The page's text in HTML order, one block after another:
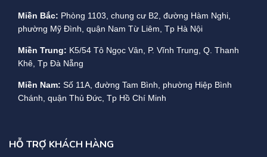
– Lớp IP:IP 20
– Nhiệt độ: Hoạt động: 0 ～ 40 ℃ ; Lưu trữ: -40 ～70 ℃
–Độ ẩm tương đối:0 ～ 95% không ngưng tụ
– Điện áp pin: 192VDC
Miền Bắc: Phòng 1103, chung cư B2, đường Hàm Nghi,
phường Mỹ Đình, quận Nam Từ Liêm, Tp Hà Nội
Miền Trung: K5/54 Tô Ngọc Vân, P. Vĩnh Trung, Q. Thanh
Khê, Tp Đà Nẵng
Miền Nam: Số 11A, đường Tam Bình, phường Hiệp Bình
Chánh, quận Thủ Đức, Tp Hồ Chí Minh
HỖ TRỢ KHÁCH HÀNG